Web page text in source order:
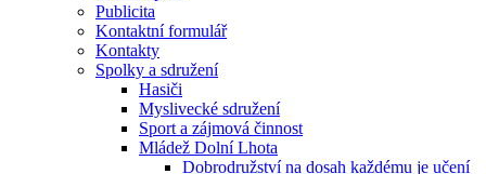
Publicita
Kontaktní formulář
Kontakty
Spolky a sdružení
Hasiči
Myslivecké sdružení
Sport a zájmová činnost
Mládež Dolní Lhota
Dobrodružství na dosah každému je učení